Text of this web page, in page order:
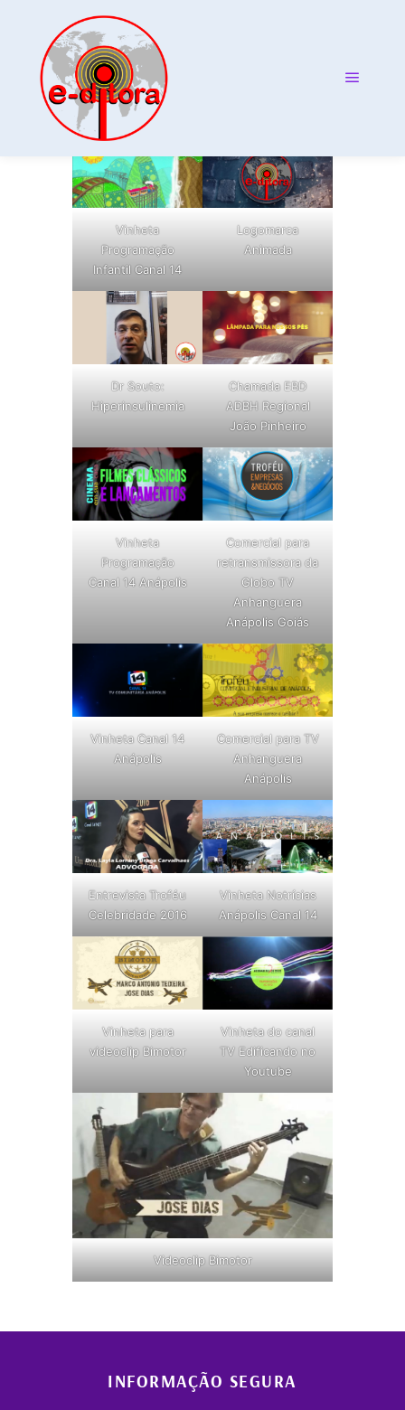
VÍDEOS
Vinheta
Programação
Infantil Canal 14
Logomarca
Animada
Dr Souto:
Hiperinsulinemia
Chamada EBD
ADBH Regional
João Pinheiro
Vinheta
Programação
Canal 14 Anápolis
Comercial para
retransmissora da
Globo TV
Anhanguera
Anápolis Goiás
Vinheta Canal 14
Anápolis
Comercial para TV
Anhanguera
Anápolis
Entrevista Troféu
Celebridade 2016
Vinheta Notrícias
Anápolis Canal 14
Vinheta para
videoclip Bimotor
Vinheta do canal
TV Edificando no
Youtube
Videoclip Bimotor
INFORMAÇÃO SEGURA